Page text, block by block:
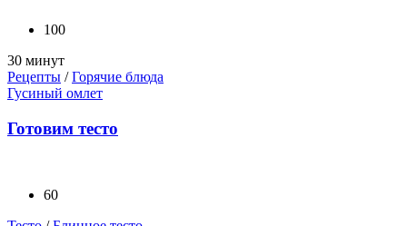
100
30 минут
Рецепты /Горячие блюда
Гусиный омлет
Готовим тесто
60